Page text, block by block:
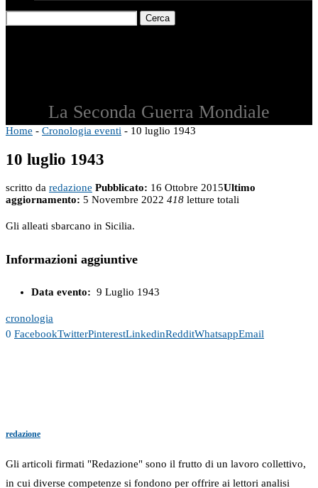
Cerca
La Seconda Guerra Mondiale
Home - Cronologia eventi - 10 luglio 1943
10 luglio 1943
scritto da redazione Pubblicato: 16 Ottobre 2015Ultimo
aggiornamento: 5 Novembre 2022 418 letture totali
Gli alleati sbarcano in Sicilia.
Informazioni aggiuntive
Data evento: 9 Luglio 1943
cronologia
0 FacebookTwitterPinterestLinkedinRedditWhatsappEmail
redazione
Gli articoli firmati "Redazione" sono il frutto di un lavoro collettivo,
in cui diverse competenze si fondono per offrire ai lettori analisi